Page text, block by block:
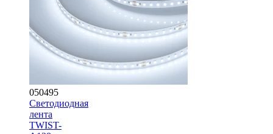
050495
Светодиодная
лента
TWIST-